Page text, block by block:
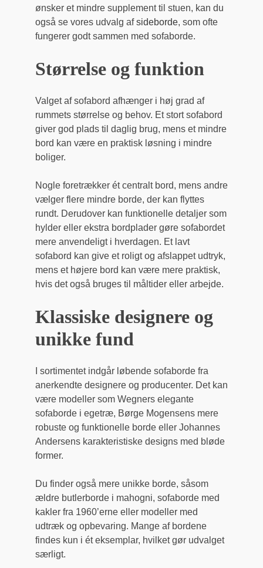
ønsker et mindre supplement til stuen, kan du
også se vores udvalg afsideborde, som ofte
fungerer godt sammen med sofaborde.
Størrelse og funktion
Valget af sofabord afhænger i høj grad af
rummets størrelse og behov. Et stort sofabord
giver god plads til daglig brug, mens et mindre
bord kan være en praktisk løsning i mindre
boliger.
Nogle foretrækker ét centralt bord, mens andre
vælger flere mindre borde, der kan flyttes
rundt. Derudover kan funktionelle detaljer som
hylder eller ekstra bordplader gøre sofabordet
mere anvendeligt i hverdagen. Et lavt
sofabord kan give et roligt og afslappet udtryk,
mens et højere bord kan være mere praktisk,
hvis det også bruges til måltider eller arbejde.
Klassiske designere og
unikke fund
I sortimentet indgår løbende sofaborde fra
anerkendte designere og producenter. Det kan
være modeller som Wegners elegante
sofaborde i egetræ, Børge Mogensens mere
robuste og funktionelle borde eller Johannes
Andersens karakteristiske designs med bløde
former.
Du finder også mere unikke borde, såsom
ældre butlerborde i mahogni, sofaborde med
kakler fra 1960’erne eller modeller med
udtræk og opbevaring. Mange af bordene
findes kun i ét eksemplar, hvilket gør udvalget
særligt.